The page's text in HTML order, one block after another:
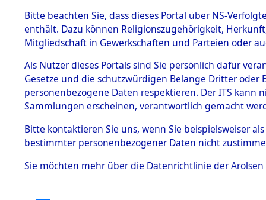
BESTÄNDE
1.
mente
5. Verschiedenes
5.3
Todesmärsche
5.3.1 Alliierte
Erhebungen
zu
Todesmärsch
en
5.3.2
→0001
Bitte beachten Sie, dass dieses Portal über NS-
enthält. Dazu können Religionszugehörigkeit,
Mitgliedschaft in Gewerkschaften und Parteien oder
Als Nutzer dieses Portals sind Sie persönlich dafür
Gesetze und die schutzwürdigen Belange Dritter
personenbezogene Daten respektieren. Der ITS
Sammlungen erscheinen, verantwortlich gemacht
Bitte kontaktieren Sie uns, wenn Sie beispielsweiser
bestimmter personenbezogener Daten nicht
Sie möchten mehr über die Datenrichtlinie der Arolsen